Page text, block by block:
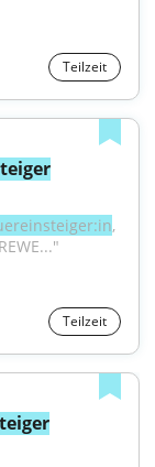
Teilzeit
,
Teilzeit